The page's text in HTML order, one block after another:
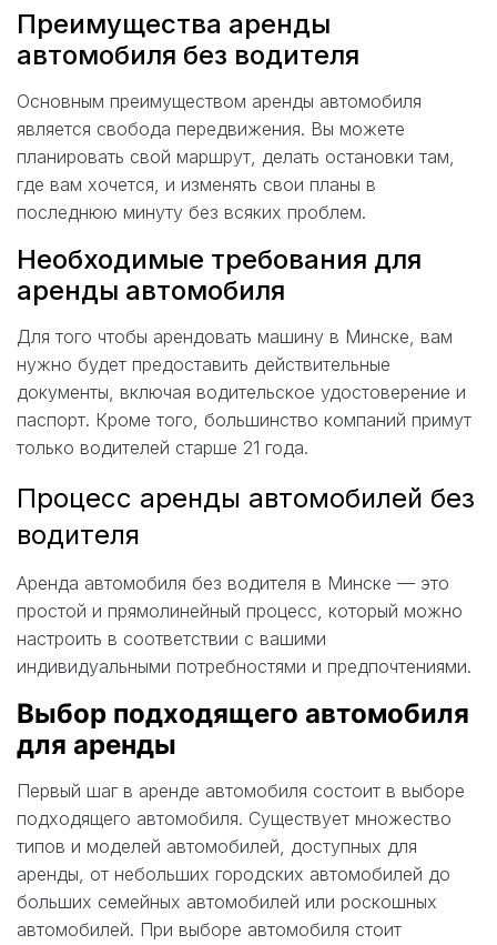
Преимущества аренды
автомобиля без водителя
Основным преимуществом аренды автомобиля
является свобода передвижения. Вы можете
планировать свой маршрут, делать остановки там,
где вам хочется, и изменять свои планы в
последнюю минуту без всяких проблем.
Необходимые требования для
аренды автомобиля
Для того чтобы арендовать машину в Минске, вам
нужно будет предоставить действительные
документы, включая водительское удостоверение и
паспорт. Кроме того, большинство компаний примут
только водителей старше 21 года.
Процесс аренды автомобилей без
водителя
Аренда автомобиля без водителя в Минске — это
простой и прямолинейный процесс, который можно
настроить в соответствии с вашими
индивидуальными потребностями и предпочтениями.
Выбор подходящего автомобиля
для аренды
Первый шаг в аренде автомобиля состоит в выборе
подходящего автомобиля. Существует множество
типов и моделей автомобилей, доступных для
аренды, от небольших городских автомобилей до
больших семейных автомобилей или роскошных
автомобилей. При выборе автомобиля стоит